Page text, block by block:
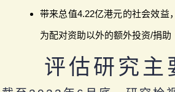
带来总值4.22亿港元的社会效益
为配对资助以外的额外投资/捐助
评估研究主